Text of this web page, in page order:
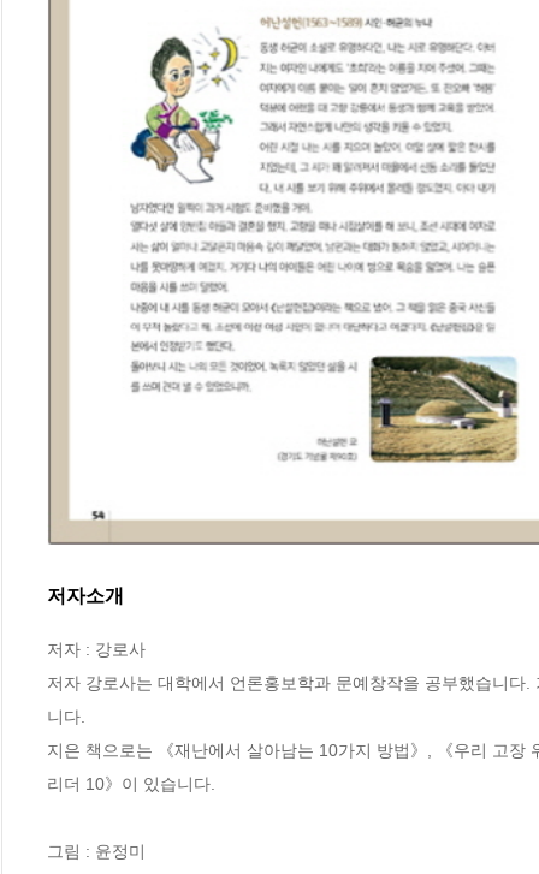
저자소개
저자 : 강로사
저자 강로사는 대학에서 언론홍보학과 문예창작을 공부했습니
니다.
지은 책으로는 《재난에서 살아남는 10가지 방법》, 《우리 고
리더 10》이 있습니다.
그림 : 윤정미